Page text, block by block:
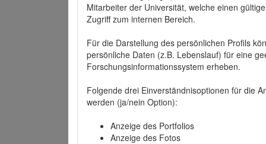
Mitarbeiter der Universität, welche einen
Zugriff zum internen Bereich.
Für die Darstellung des persönlichen Profils
persönliche Daten (z.B. Lebenslauf) für eine
Forschungsinformationssystem erheben.
Folgende drei Einverständnisoptionen für die
werden (ja/nein Option):
Anzeige des Portfolios
Anzeige des Fotos